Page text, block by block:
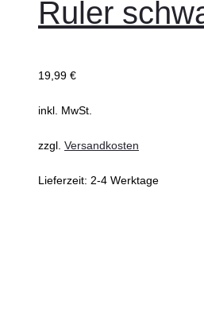
Ruler
19,99 €
inkl. MwSt.
zzgl. Versandkosten
Lieferzeit: 2-4 Werktage